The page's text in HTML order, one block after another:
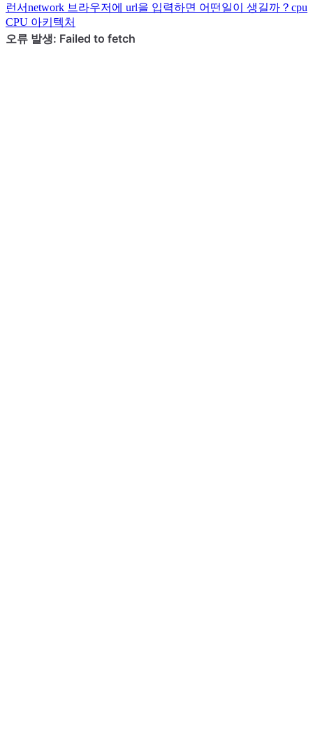
런서network 브라우저에 url을 입력하면 어떤일이 생길까？ cpu
CPU 아키텍처